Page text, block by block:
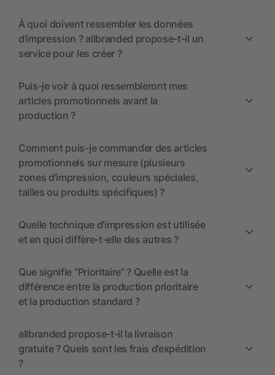
À quoi doivent ressembler les données
d’impression ? allbranded propose-t-il un
service pour les créer ?
Puis-je voir à quoi ressembleront mes
articles promotionnels avant la
production ?
Comment puis-je commander des articles
promotionnels sur mesure (plusieurs
zones d’impression, couleurs spéciales,
tailles ou produits spécifiques) ?
Quelle technique d’impression est utilisée
et en quoi diffère-t-elle des autres ?
Que signifie “Prioritaire” ? Quelle est la
différence entre la production prioritaire
et la production standard ?
allbranded propose-t-il la livraison
gratuite ? Quels sont les frais d’expédition
?